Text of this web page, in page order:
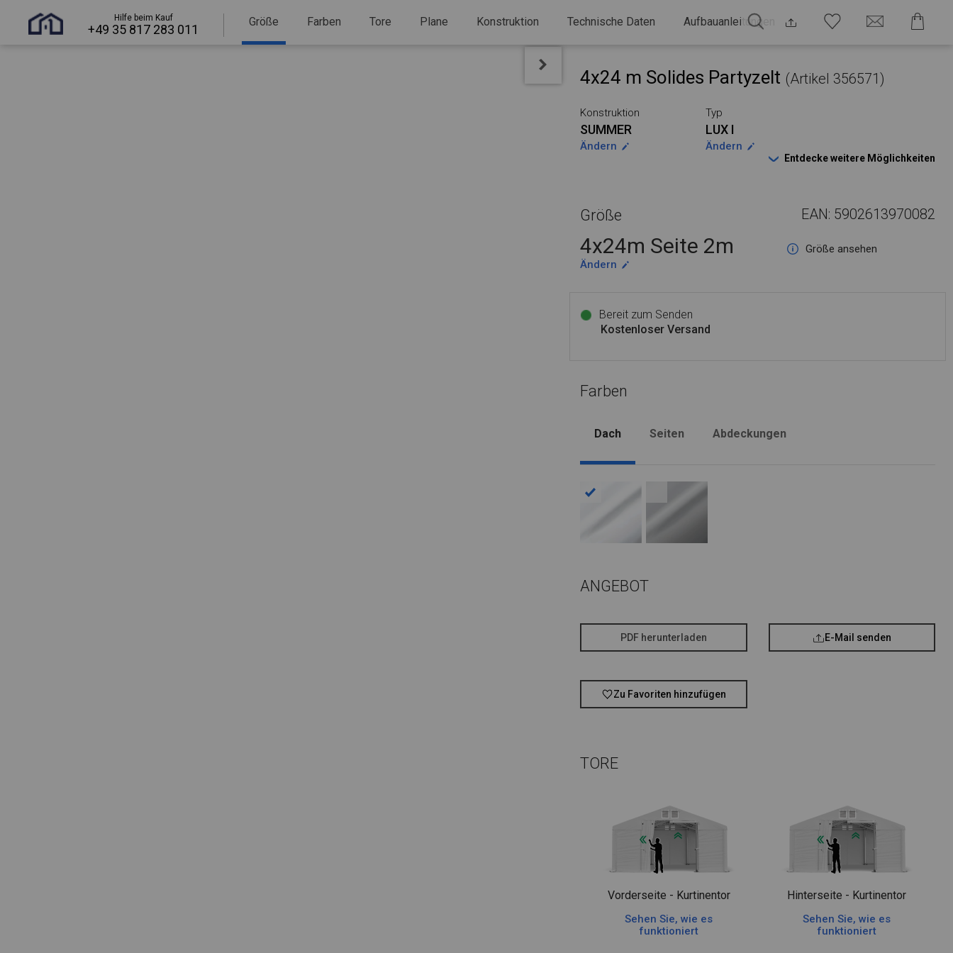
Hilfe beim Kauf
+49 35 817 283 011
Größe Farben Tore Plane Konstruktion Technische Daten Aufbauanleitungen
4x24 m Solides Partyzelt (Artikel 356571)
Konstruktion
SUMMER
Ändern
Typ
LUX I
Ändern
Entdecke weitere Möglichkeiten
Größe EAN: 5902613970082
4x24m Seite 2m
Größe ansehen
Ändern
Bereit zum Senden
Kostenloser Versand
Farben
Dach Seiten Abdeckungen
ANGEBOT
PDF herunterladen E-Mail senden
Zu Favoriten hinzufügen
TORE
Vorderseite - Kurtinentor
Sehen Sie, wie es
funktioniert
Hinterseite - Kurtinentor
Sehen Sie, wie es
funktioniert